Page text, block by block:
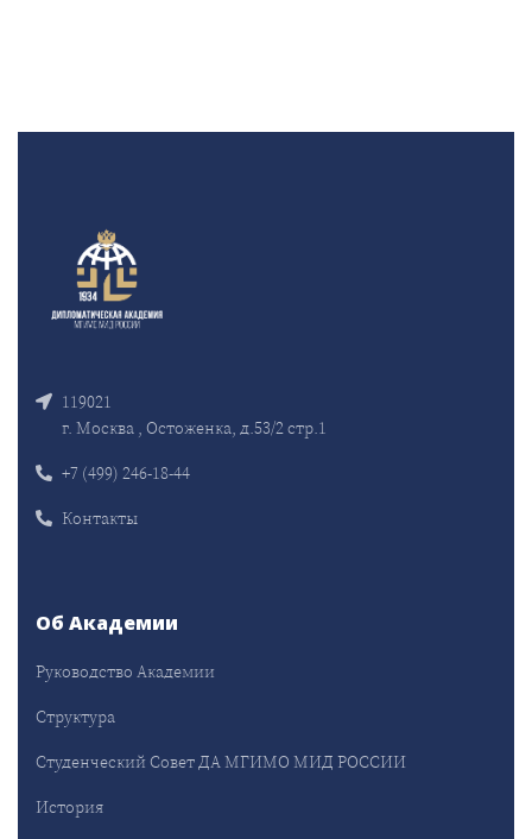
119021
г. Москва , Остоженка, д.53/2 стр.1
+7 (499) 246-18-44
Контакты
Об Академии
Руководство Академии
Структура
Студенческий Совет ДА МГИМО МИД РОССИИ
История